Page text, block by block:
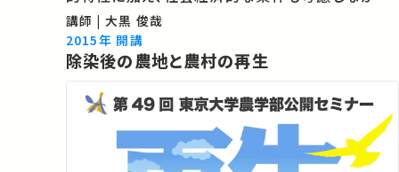
砂漠化の診断・治療・予防のためのシステム構築を
目指す研究を紹介します。 04:36 「砂漠化」とは？
11:00 砂漠化は…
講師 | 大黒 俊哉
2015年 開講
除染後の農地と農村の再生